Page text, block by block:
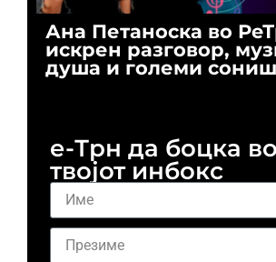
Ана Петаноска во
искрен разговор,
душа и големи
е-Трн да боцка во
твојот инбокс